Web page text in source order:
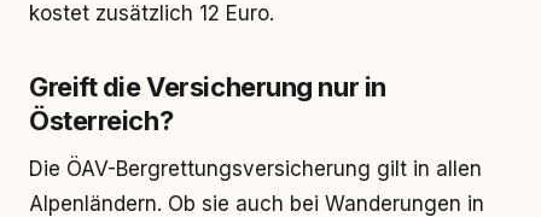
kostet zusätzlich 12 Euro.
Greift die Versicherung nur in
Österreich?
Die ÖAV-Bergrettungsversicherung gilt in allen
Alpenländern. Ob sie auch bei Wanderungen in